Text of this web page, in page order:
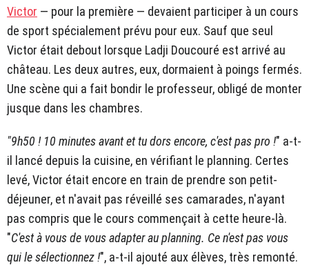
Victor — pour la première — devaient participer à un cours
de sport spécialement prévu pour eux. Sauf que seul
Victor était debout lorsque Ladji Doucouré est arrivé au
château. Les deux autres, eux, dormaient à poings fermés.
Une scène qui a fait bondir le professeur, obligé de monter
jusque dans les chambres.
"9h50 ! 10 minutes avant et tu dors encore, c'est pas pro !" a-t-
il lancé depuis la cuisine, en vérifiant le planning. Certes
levé, Victor était encore en train de prendre son petit-
déjeuner, et n'avait pas réveillé ses camarades, n'ayant
pas compris que le cours commençait à cette heure-là.
"C'est à vous de vous adapter au planning. Ce n'est pas vous
qui le sélectionnez !", a-t-il ajouté aux élèves, très remonté.